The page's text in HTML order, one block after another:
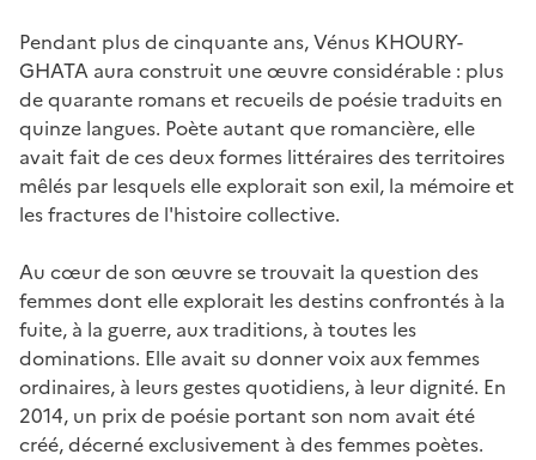
Pendant plus de cinquante ans, Vénus KHOURY-
GHATA aura construit une œuvre considérable : plus
de quarante romans et recueils de poésie traduits en
quinze langues. Poète autant que romancière, elle
avait fait de ces deux formes littéraires des territoires
mêlés par lesquels elle explorait son exil, la mémoire et
les fractures de l'histoire collective.
Au cœur de son œuvre se trouvait la question des
femmes dont elle explorait les destins confrontés à la
fuite, à la guerre, aux traditions, à toutes les
dominations. Elle avait su donner voix aux femmes
ordinaires, à leurs gestes quotidiens, à leur dignité. En
2014, un prix de poésie portant son nom avait été
créé, décerné exclusivement à des femmes poètes.